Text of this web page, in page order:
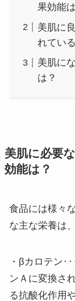
果効能
美肌に
れてい
美肌に
は？
美肌に必要
効能は？
食品には様々
な主な栄養は、
・βカロテン･
ンＡに変換さ
る抗酸化作用